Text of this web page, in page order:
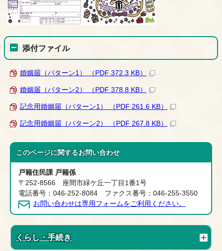
添付ファイル
婚姻届（パターン1） （PDF 372.3 KB）
婚姻届（パターン2） （PDF 378.8 KB）
記念用婚姻届（パターン1） （PDF 261.6 KB）
記念用婚姻届（パターン2） （PDF 267.8 KB）
このページに関するお問い合わせ
戸籍住民課 戸籍係
〒252-8566 座間市緑ケ丘一丁目1番1号
電話番号：046-252-8084 ファクス番号：046-255-3550
お問い合わせは専用フォームをご利用ください。
くらし・手続き